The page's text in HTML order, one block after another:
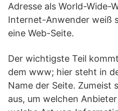
Adresse als World-Wide-
Internet-Anwender weiß
eine Web-Seite.
Der wichtigste Teil
dem www; hier steht in
Name der Seite. Zumeist
aus, um welchen